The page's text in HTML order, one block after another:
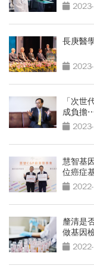
長庚醫
「次世
成負擔
慧智基
位癌症
釐清是
做基因